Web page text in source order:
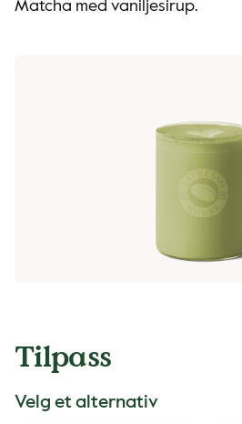
Matcha med vaniljesirup.
Tilpass
Velg et alternativ